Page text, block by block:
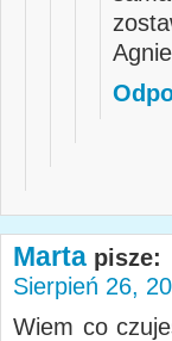
Marta pisze:
Sierpień 26,
Wiem co